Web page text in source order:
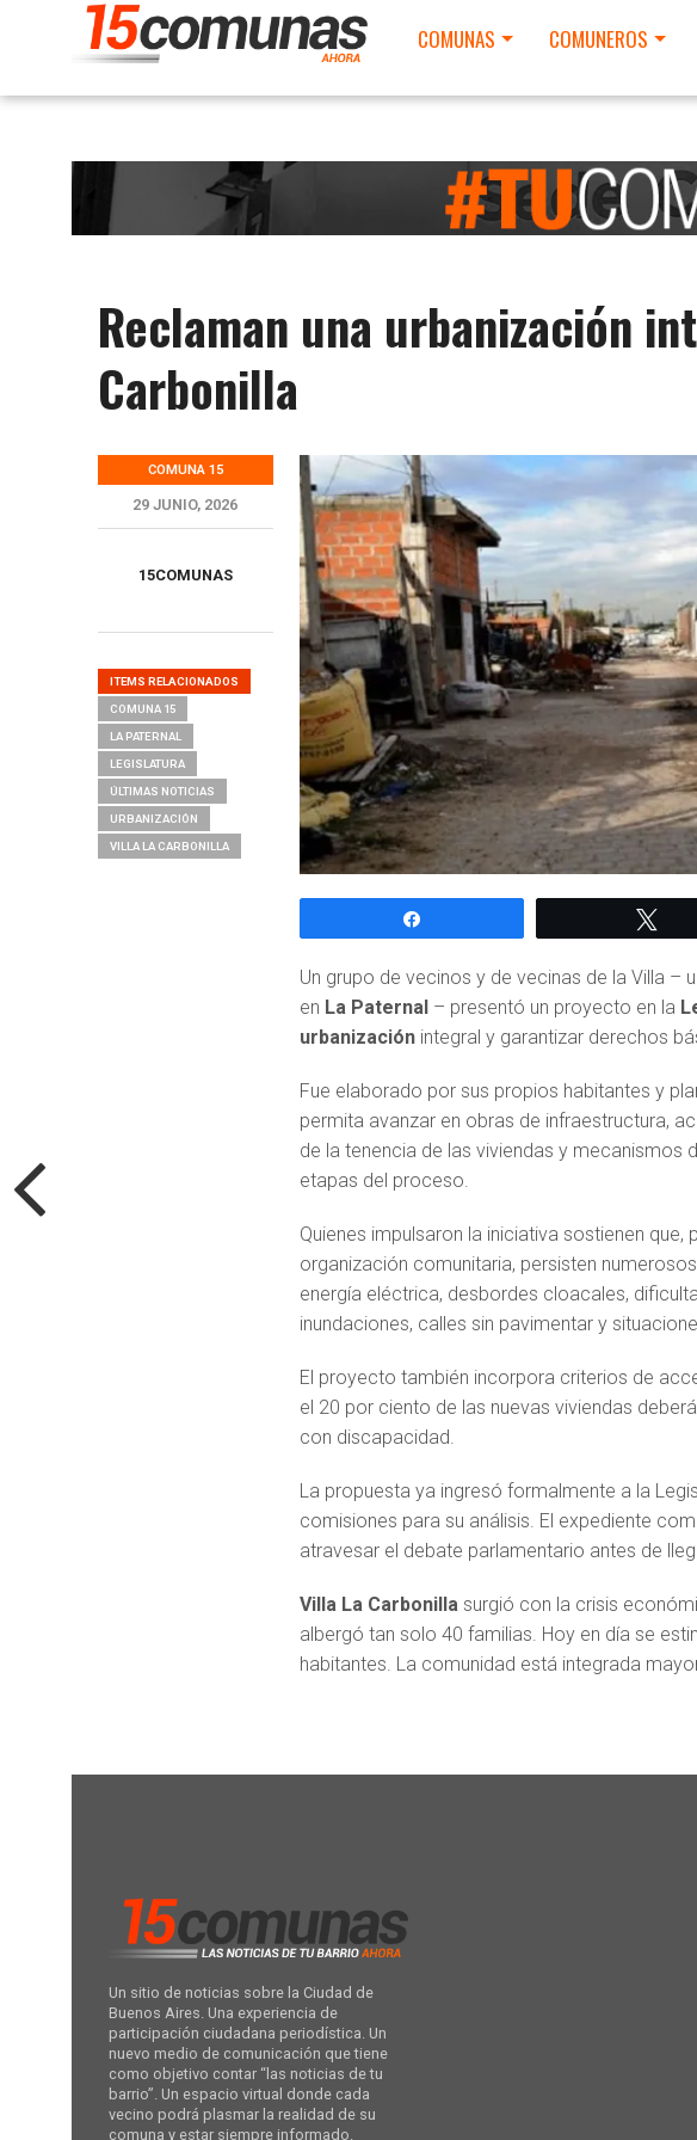
COMUNAS COMUNEROS
Reclaman una urbanización
Carbonilla
COMUNA 15
29 JUNIO, 2026
15COMUNAS
ITEMS RELACIONADOS
COMUNA 15
LA PATERNAL
LEGISLATURA
ÚLTIMAS NOTICIAS
URBANIZACIÓN
VILLA LA CARBONILLA
Un grupo de vecinos y de vecinas de la Villa –
en La Paternal – presentó un proyecto en la
urbanizaciónintegral y garantizar derechos
Fue elaborado por sus propios habitantes y
permita avanzar en obras de infraestructura,
de la tenencia de las viviendas y mecanismos
etapas del proceso.
Quienes impulsaron la iniciativa sostienen
organización comunitaria, persisten
energía eléctrica, desbordes cloacales,
inundaciones, calles sin pavimentar y
El proyecto también incorpora criterios de
el 20 por ciento de las nuevas viviendas
con discapacidad.
La propuesta ya ingresó formalmente a la
comisiones para su análisis. El expediente
atravesar el debate parlamentario antes de
Villa La Carbonillasurgió con la crisis
albergó tan solo 40 familias. Hoy en día se
habitantes. La comunidad está integrada
Un sitio de noticias sobre la Ciudad de
Buenos Aires. Una experiencia de
participación ciudadana periodística. Un
nuevo medio de comunicación que tiene
como objetivo contar “las noticias de tu
barrio”. Un espacio virtual donde cada
vecino podrá plasmar la realidad de su
comuna y estar siempre informado.